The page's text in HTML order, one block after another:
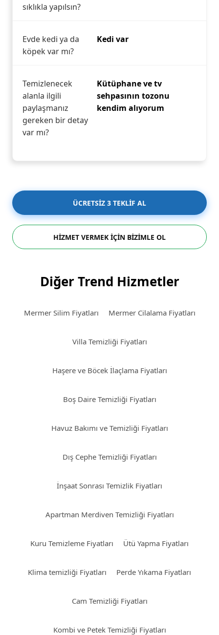
sıklıkla yapılsın?
Evde kedi ya da
köpek var mı?
Kedi var
Temizlenecek
alanla ilgili
paylaşmanız
gereken bir detay
var mı?
Kütüphane ve tv
sehpasının tozonu
kendim alıyorum
ÜCRETSİZ 3 TEKLİF AL
HİZMET VERMEK İÇİN BİZİMLE OL
Diğer Trend Hizmetler
Mermer Silim Fiyatları Mermer Cilalama Fiyatları
Villa Temizliği Fiyatları
Haşere ve Böcek İlaçlama Fiyatları
Boş Daire Temizliği Fiyatları
Havuz Bakımı ve Temizliği Fiyatları
Dış Cephe Temizliği Fiyatları
İnşaat Sonrası Temizlik Fiyatları
Apartman Merdiven Temizliği Fiyatları
Kuru Temizleme Fiyatları Ütü Yapma Fiyatları
Klima temizliği Fiyatları Perde Yıkama Fiyatları
Cam Temizliği Fiyatları
Kombi ve Petek Temizliği Fiyatları